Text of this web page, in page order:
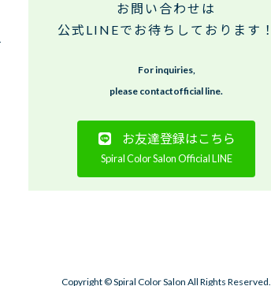
お問い合わせは
公式LINEでお待ちしております！
For inquiries,
please contactofficial line.
お友達登録はこちら
Spiral Color Salon Official LINE
Copyright © Spiral Color Salon All Rights Reserved.